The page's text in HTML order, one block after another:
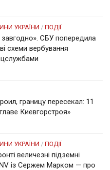
УКРАЇНИ / ПОДІЇ
СБУ попередила
схеми вербування
границу пересекал: 11
Киевгорстроя»
УКРАЇНИ / ПОДІЇ
величезні підземні
NV із Сержем Марком — про